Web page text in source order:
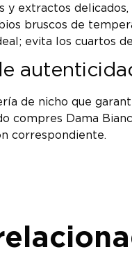
extractos
bruscos de
evita los cuartos
de nicho que
compres Dama
correspondiente.